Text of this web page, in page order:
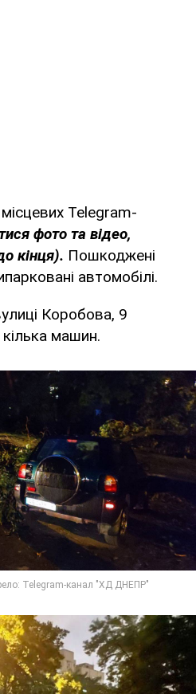
Telegram-
фото та відео,
кінця). Пошкоджені
автомобілі.
Коробова, 9
машин.